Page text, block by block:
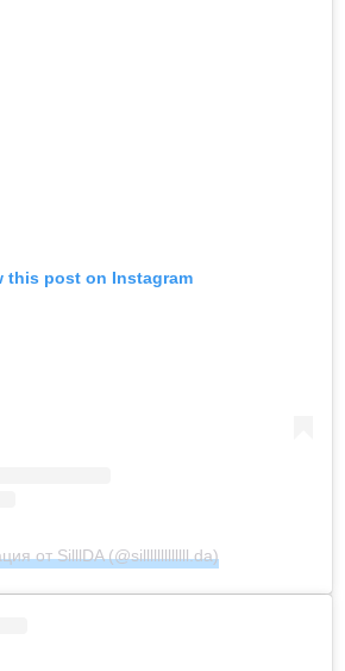
this post on Instagram
от SilllDA (@silllllllllllll.da)